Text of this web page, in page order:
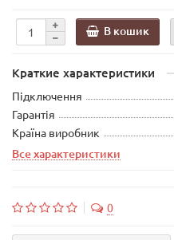
В кошик
Краткие характеристики
Підключення
Гарантія
Країна виробник
Все характеристики
0